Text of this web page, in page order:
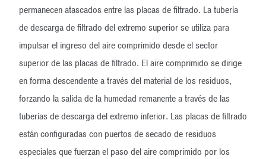
permanecen atascados entre las placas de filtrado. La tubería
de descarga de filtrado del extremo superior se utiliza para
impulsar el ingreso del aire comprimido desde el sector
superior de las placas de filtrado. El aire comprimido se dirige
en forma descendente a través del material de los residuos,
forzando la salida de la humedad remanente a través de las
tuberías de descarga del extremo inferior. Las placas de filtrado
están configuradas con puertos de secado de residuos
especiales que fuerzan el paso del aire comprimido por los